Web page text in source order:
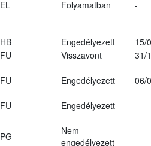
EL Folyamatban -
HB Engedélyezett
15/
FU Visszavont
31/
FU Engedélyezett 06/
FU Engedélyezett
-
PG
Nem
engedélyezett